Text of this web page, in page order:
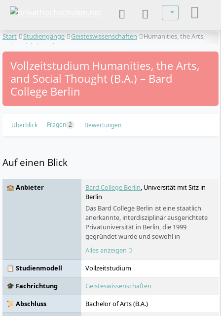
Sprache
Start Studiengänge Geisteswissenschaften
Humanities, the Arts,
and Social Thought
Vollzeitstudium Humanities, the Arts,
and Social Thought (B.A.) – Bard
College Berlin
Überblick Fragen 2 Bewertungen
Auf einen Blick
🏫 Anbieter Bard College Berlin, Universität mit Sitz in
Berlin
Das Bard College Berlin ist eine staatlich
anerkannte, interdisziplinär ausgerichtete
Privatuniversität in Berlin, die 1999
gegründet wurde und sowohl in
Deutschland als auch in den USA
akkreditiert ist. Sie bietet Studiengänge in
den Geistes- und Sozialwissenschaften an,
mit einem amerikanischen Bachelor-of-Arts-
Der Campus ist Teil eines internationalen
Netzwerks von Bard College-Standorten.
Alles anzeigen
📋 Studienmodell
Vollzeitstudium
🎓 Fachrichtung
Geisteswissenschaften
📜 Abschluss
Bachelor of Arts (B.A.)